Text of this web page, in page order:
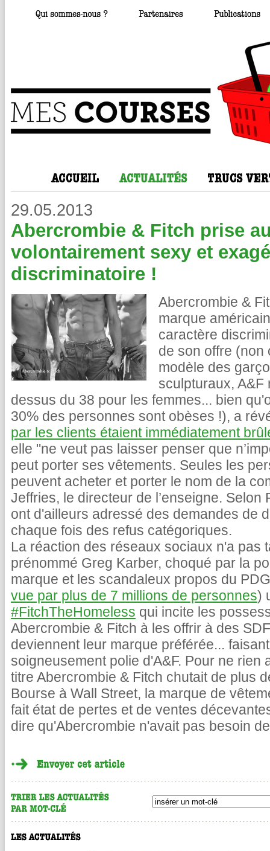
29.05.2013
Abercrombie & Fitch prise
volontairement sexy et
discriminatoire !
Abercrombie &
marque
caractère
de son offre (non
modèle des
sculpturaux,
dessus du 38 pour les femmes... bien
30% des personnes sont obèses !), a
par les clients étaient immédiatement
elle "ne veut pas laisser penser que
peut porter ses vêtements. Seules les
peuvent acheter et porter le nom de la
Jeffries, le directeur de l’enseigne.
ont d'ailleurs adressé des demandes de
chaque fois des refus catégoriques.
La réaction des réseaux sociaux n'a pas
prénommé Greg Karber, choqué par la
marque et les scandaleux propos du
vue par plus de 7 millions de personnes)
#FitchTheHomeless qui incite les
Abercrombie & Fitch à les offrir à des
deviennent leur marque préférée...
soigneusement polie d'A&F. Pour ne
titre Abercrombie & Fitch chutait de plus
Bourse à Wall Street, la marque de
fait état de pertes et de ventes
dire qu'Abercrombie n'avait pas besoin